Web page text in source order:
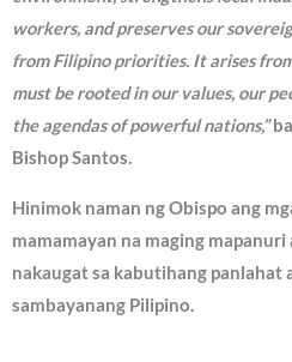
workers, and preserves our
from Filipino priorities. It arises
must be rooted in our values, our
the agendas of powerful nations,”
Bishop Santos.
Hinimok naman ng Obispo ang
mamamayan na maging
nakaugat sa kabutihang panlahat
sambayanang Pilipino.